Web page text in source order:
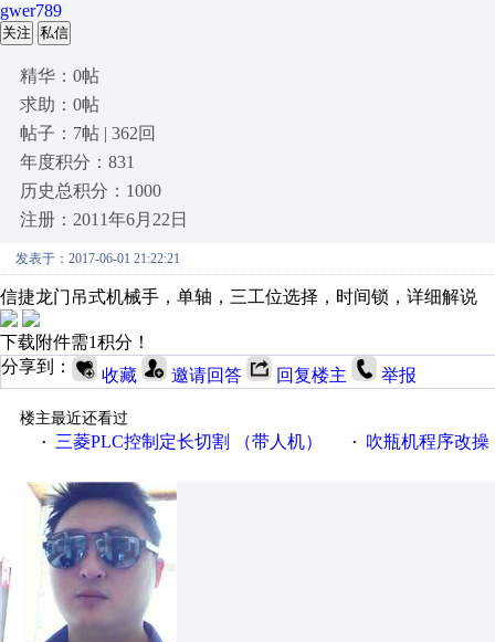
gwer789
关注 私信
精华：0帖
求助：0帖
帖子：7帖 | 362回
年度积分：831
历史总积分：1000
注册：2011年6月22日
发表于：2017-06-01 21:22:21
信捷龙门吊式机械手，单轴，三工位选择，时间锁，详细解说
下载附件需1积分！
分享到：
收藏 邀请回答 回复楼主 举报
楼主最近还看过
·
三菱PLC控制定长切割 （带人机） · 吹瓶机程序改操